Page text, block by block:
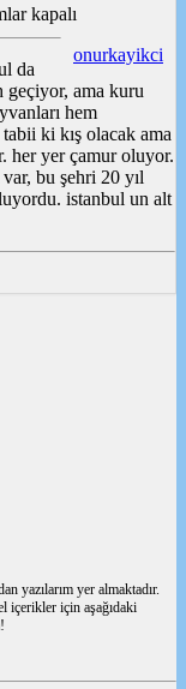
kapalı
onurkayikci
da
geçiyor, ama kuru
hem
ki kış olacak ama
her yer çamur oluyor.
bu şehri 20 yıl
istanbul un alt
yazılarım yer almaktadır.
içerikler için aşağıdaki